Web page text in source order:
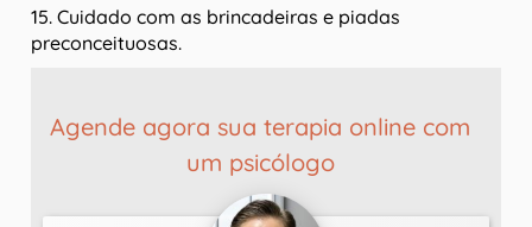
15. Cuidado com as brincadeiras e piadas
preconceituosas.
Agende agora sua terapia online com
um psicólogo